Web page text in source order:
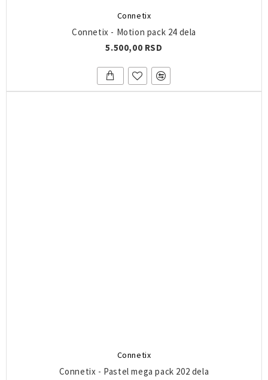
Connetix
Connetix - Motion pack 24 dela
5.500,00 RSD
Connetix
Connetix - Pastel mega pack 202 dela